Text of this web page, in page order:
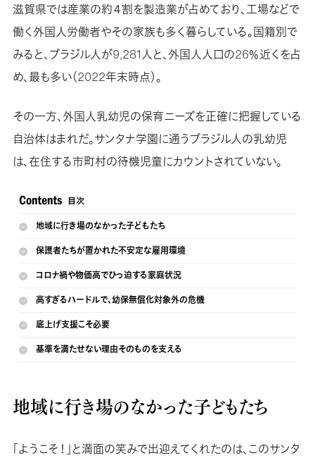
滋賀県では産業の約４割を製造業が占めており、工場などで
働く外国人労働者やその家族も多く暮らしている。国籍別で
みると、ブラジル人が9,281人と、外国人人口の26％近くを占
め、最も多い（2022年末時点）。
その一方、外国人乳幼児の保育ニーズを正確に把握している
自治体はまれだ。サンタナ学園に通うブラジル人の乳幼児
は、在住する市町村の待機児童にカウントされていない。
地域に行き場のなかった子どもたち
保護者たちが置かれた不安定な雇用環境
コロナ禍や物価高でひっ迫する家庭状況
高すぎるハードルで、幼保無償化対象外の危機
底上げ支援こそ必要
基準を満たせない理由そのものを支える
地域に行き場のなかった子どもたち
「ようこそ！」と満面の笑みで出迎えてくれたのは、このサンタ